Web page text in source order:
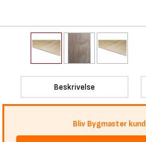
Beskrivelse
Bliv Bygmaster